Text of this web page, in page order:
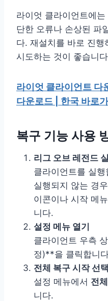
라이엇 클라이언트에는
단한 오류나 손상된 파
다. 재설치를 바로 진
시도하는 것이 좋습니
라이엇 클라이언트 다
다운로드 | 한국 바로
복구 기능 사용
리그 오브 레전드
클라이언트를 실
실행되지 않는 경
이콘이나 시작 메
니다.
설정 메뉴 열기
클라이언트 우측
정)**을 클릭합니
전체 복구 시작 선택
설정 메뉴에서 전
니다.